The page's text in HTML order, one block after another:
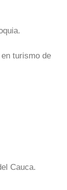
turismo de
Cauca.